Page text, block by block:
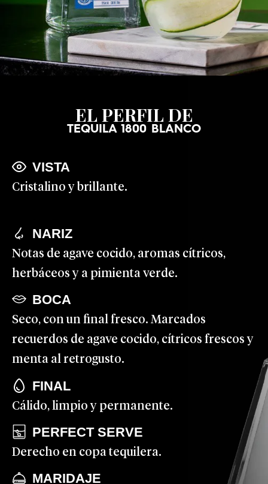
EL PERFIL DE
TEQUILA 1800 BLANCO
VISTA
Cristalino y brillante.
NARIZ
Notas de agave cocido, aromas cítricos,
herbáceos y a pimienta verde.
BOCA
Seco, con un final fresco. Marcados
recuerdos de agave cocido, cítricos frescos y
menta al retrogusto.
FINAL
Cálido, limpio y permanente.
PERFECT SERVE
Derecho en copa tequilera.
MARIDAJE